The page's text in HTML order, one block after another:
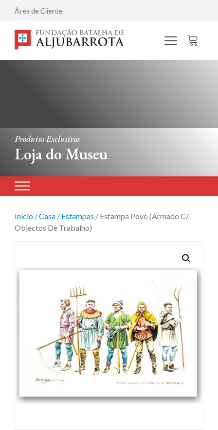
Área de Cliente
Produtos Exclusivos
Loja do Museu
Início /Casa / Estampas / Estampa Povo (Armado C/
Objectos De Trabalho)